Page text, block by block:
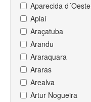
Aparecida d´Oeste
Apiaí
Araçatuba
Arandu
Araraquara
Araras
Arealva
Artur Nogueira